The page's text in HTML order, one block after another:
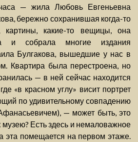
— жила Любовь Евгеньевна
бережно сохранившая когда-то
какие-то вещицы, она
и собрала многие издания
Булгакова, вышедшие у нас в
Квартира была перестроена, но
— в ней сейчас находится
«в красном углу» висит портрет
по удивительному совпадению
— может быть, это
Есть здесь и немаловажное
эта помещается на первом этаже.